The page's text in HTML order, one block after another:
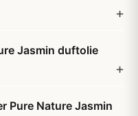
Jasmin duftolie
Pure Nature Jasmin